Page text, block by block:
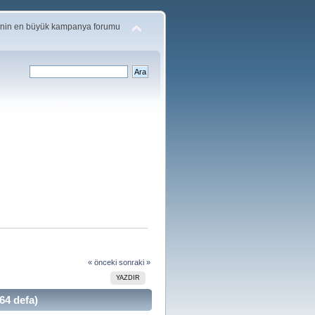
en büyük kampanya forumu
« önceki sonraki »
YAZDIR
defa)